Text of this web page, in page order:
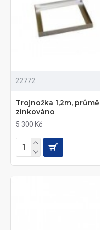
22772
Trojnožka 1,2m,
zinkováno
5 300 Kč